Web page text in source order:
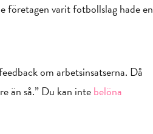
företagen varit fotbollslag hade en
om arbetsinsatserna. Då
än så.” Du kan intebelöna